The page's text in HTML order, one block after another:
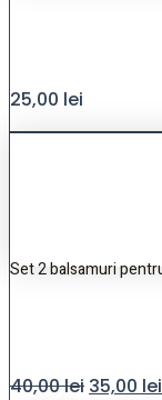
25,00 lei
Set 2 balsamuri
40,00lei 35,00 lei